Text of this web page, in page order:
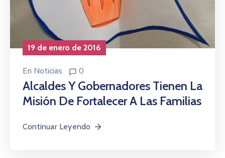
19 de enero de 2016
En Noticias 0
Alcaldes Y Gobernadores Tienen La
Misión De Fortalecer A Las Familias
Continuar Leyendo